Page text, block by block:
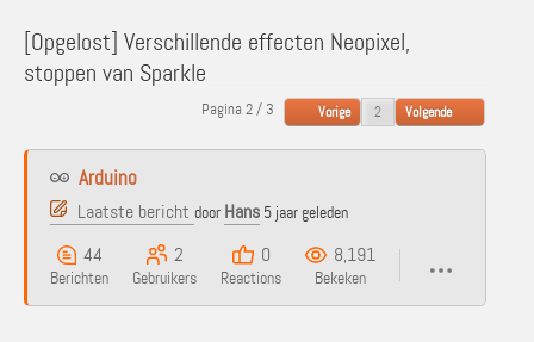
[Opgelost] Verschillende effecten Neopixel,
stoppen van Sparkle
Pagina 2 / 3 Vorige Volgende
Arduino
Laatste bericht door Hans 5 jaar geleden
44
Berichten
2
Gebruikers
0
Reactions
8,191
Bekeken